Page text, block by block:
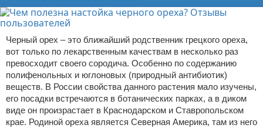
Черный орех – это ближайший родственник грецкого ореха,
вот только по лекарственным качествам в несколько раз
превосходит своего сородича. Особенно по содержанию
полифенольных и юглоновых (природный антибиотик)
веществ. В России свойства данного растения мало изучены,
его посадки встречаются в ботанических парках, а в диком
виде он произрастает в Краснодарском и Ставропольском
крае. Родиной ореха является Северная Америка, там из него